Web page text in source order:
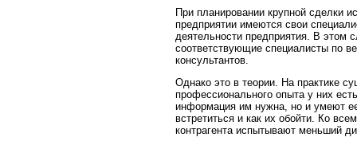
При планировании крупной сделки
предприятии имеются свои
деятельности предприятия. В этом
соответствующие специалисты по
консультантов.
Однако это в теории. На практике
профессионального опыта у них
информация им нужна, но и умеют
встретиться и как их обойти. Ко
контрагента испытывают меньший